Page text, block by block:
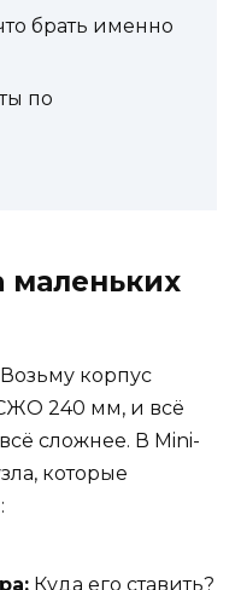
брать именно
по
маленьких
корпус
240 мм, и всё
сложнее. В Mini-
которые
Куда его ставить?